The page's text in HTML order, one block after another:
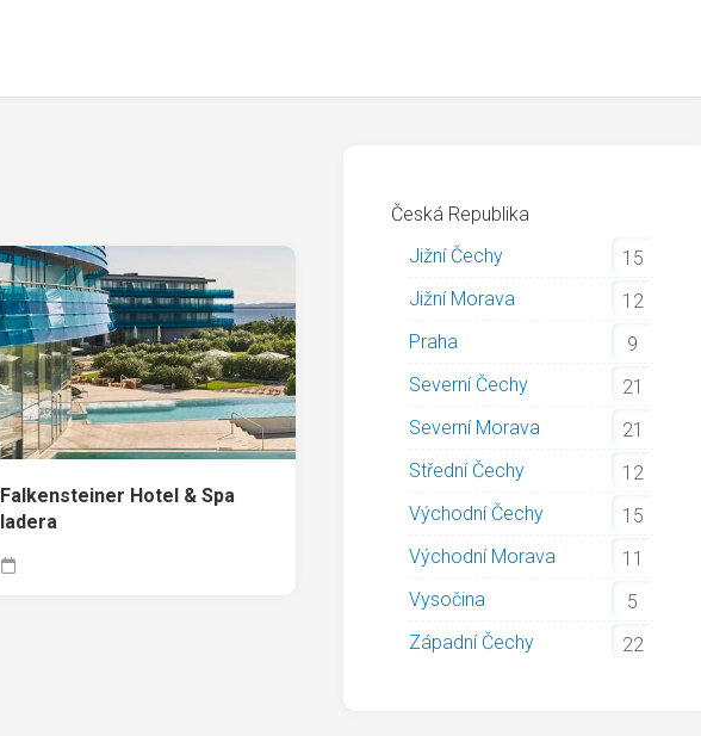
Falkensteiner Hotel & Spa
Iadera
Česká Republika
Jižní Čechy
15
Jižní Morava
12
Praha
9
Severní Čechy
21
Severní Morava
21
Střední Čechy
12
Východní Čechy
15
Východní Morava
11
Vysočina
5
Západní Čechy
22